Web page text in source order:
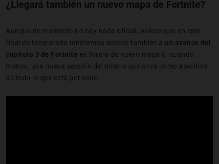
¿Llegará también un nuevo mapa de Fortnite?
Aunque de momento no hay nada oficial, parece que en este
final de temporada tendremos acceso también a un avance del
capítulo 3 de Fortnite en forma de nuevo mapa o, cuando
menos, una nueva sección del mismo que sirva como aperitivo
de todo lo que está por venir.